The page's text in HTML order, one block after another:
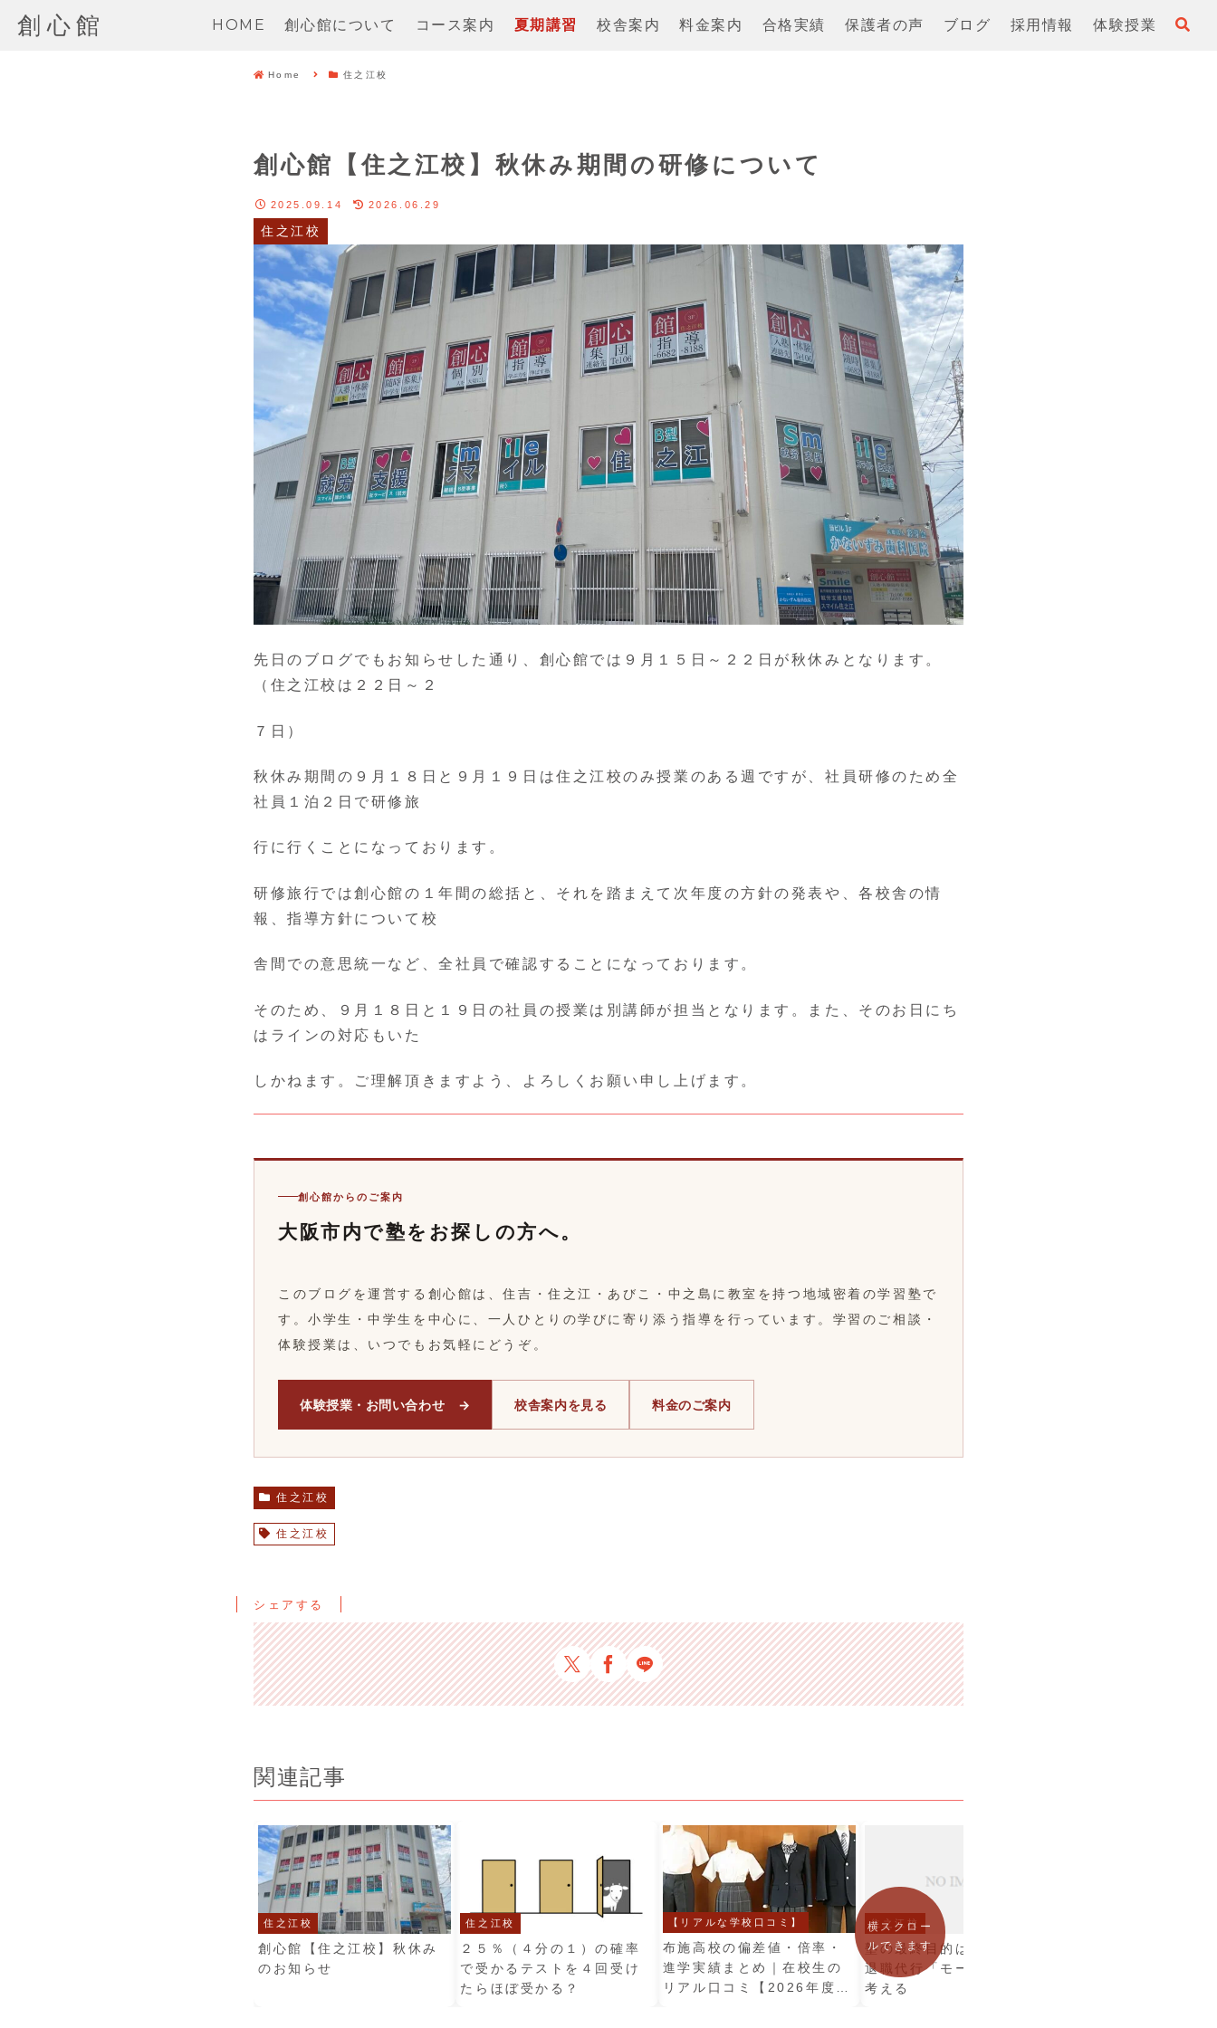
創心館 HOME 創心館について コース案内 夏期講習 校舎案内 料金案内 合格実績 保護者の声 ブログ 採用情報 体験授業
Home 住之江校
創心館【住之江校】秋休み期間の研修について
住之江校
2025.09.14 2026.06.29
先日のブログでもお知らせした通り、創心館では９月１５日～２２日が秋休みとなります。
（住之江校は２２日～２
７日）
秋休み期間の９月１８日と９月１９日は住之江校のみ授業のある週ですが、社員研修のため全
社員１泊２日で研修旅
行に行くことになっております。
研修旅行では創心館の１年間の総括と、それを踏まえて次年度の方針の発表や、各校舎の情
報、指導方針について校
舎間での意思統一など、全社員で確認することになっております。
そのため、９月１８日と１９日の社員の授業は別講師が担当となります。また、そのお日にち
はラインの対応もいた
しかねます。ご理解頂きますよう、よろしくお願い申し上げます。
創心館からのご案内
大阪市内で塾をお探しの方へ。
このブログを運営する創心館は、住吉・住之江・あびこ・中之島に教室を持つ地域密着の学習塾で
す。小学生・中学生を中心に、一人ひとりの学びに寄り添う指導を行っています。学習のご相談・
体験授業は、いつでもお気軽にどうぞ。
体験授業・お問い合わせ → 校舎案内を見る 料金のご案内
住之江校
住之江校
シェアする
関連記事
住之江校
創心館【住之江校】秋休み
のお知らせ
住之江校
２５％（４分の１）の確率
で受かるテストを４回受け
たらほぼ受かる？
【リアルな学校口コミ】
布施高校の偏差値・倍率・
進学実績まとめ｜在校生の
リアル口コミ【2026年度最
住之江校
塾の最終目的は大学合格？
退職代行「モームリ」から
考える
横スクロー
ルできます